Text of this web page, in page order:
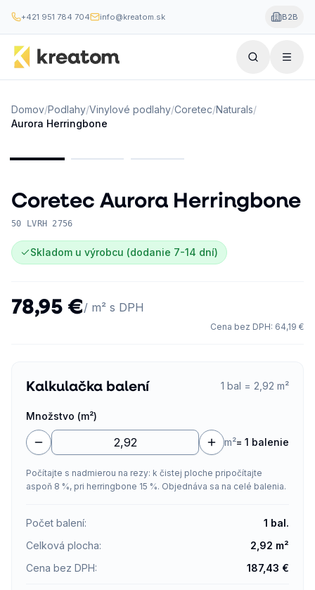
+421 951 784 704 info@kreatom.sk B2B
Domov/Podlahy/Vinylové podlahy/Coretec/Naturals/
Aurora Herringbone
CoretecAurora Herringbone
50 LVRH 2756
Skladom u výrobcu (dodanie 7-14 dní)
78,95 €/ m² s DPH
Cena bez DPH: 64,19 €
Kalkulačka balení 1 bal = 2,92 m²
Množstvo (m²)
m²= 1 balenie
Počítajte s nadmierou na rezy: k čistej ploche pripočítajte
aspoň 8 %, pri herringbone 15 %. Objednáva sa na celé balenia.
Počet balení: 1 bal.
Celková plocha: 2,92 m²
Cena bez DPH: 187,43 €